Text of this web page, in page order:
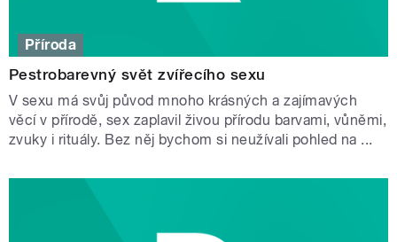
Příroda
Pestrobarevný svět zvířecího sexu
V sexu má svůj původ mnoho krásných a zajímavých
věcí v přírodě, sex zaplavil živou přírodu barvami, vůněmi,
zvuky i rituály. Bez něj bychom si neužívali pohled na ...